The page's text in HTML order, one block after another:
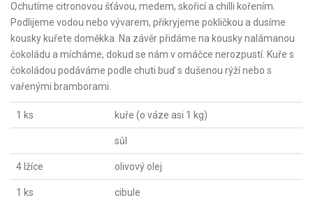
Ochutíme citronovou šťávou, medem, skořicí a chilli kořením.
Podlijeme vodou nebo vývarem, přikryjeme pokličkou a dusíme
kousky kuřete doměkka. Na závěr přidáme na kousky nalámanou
čokoládu a mícháme, dokud se nám v omáčce nerozpustí. Kuře s
čokoládou podáváme podle chuti buď s dušenou rýží nebo s
vařenými bramborami.
1 ks kuře (o váze asi 1 kg)
sůl
4 lžíce olivový olej
1 ks cibule